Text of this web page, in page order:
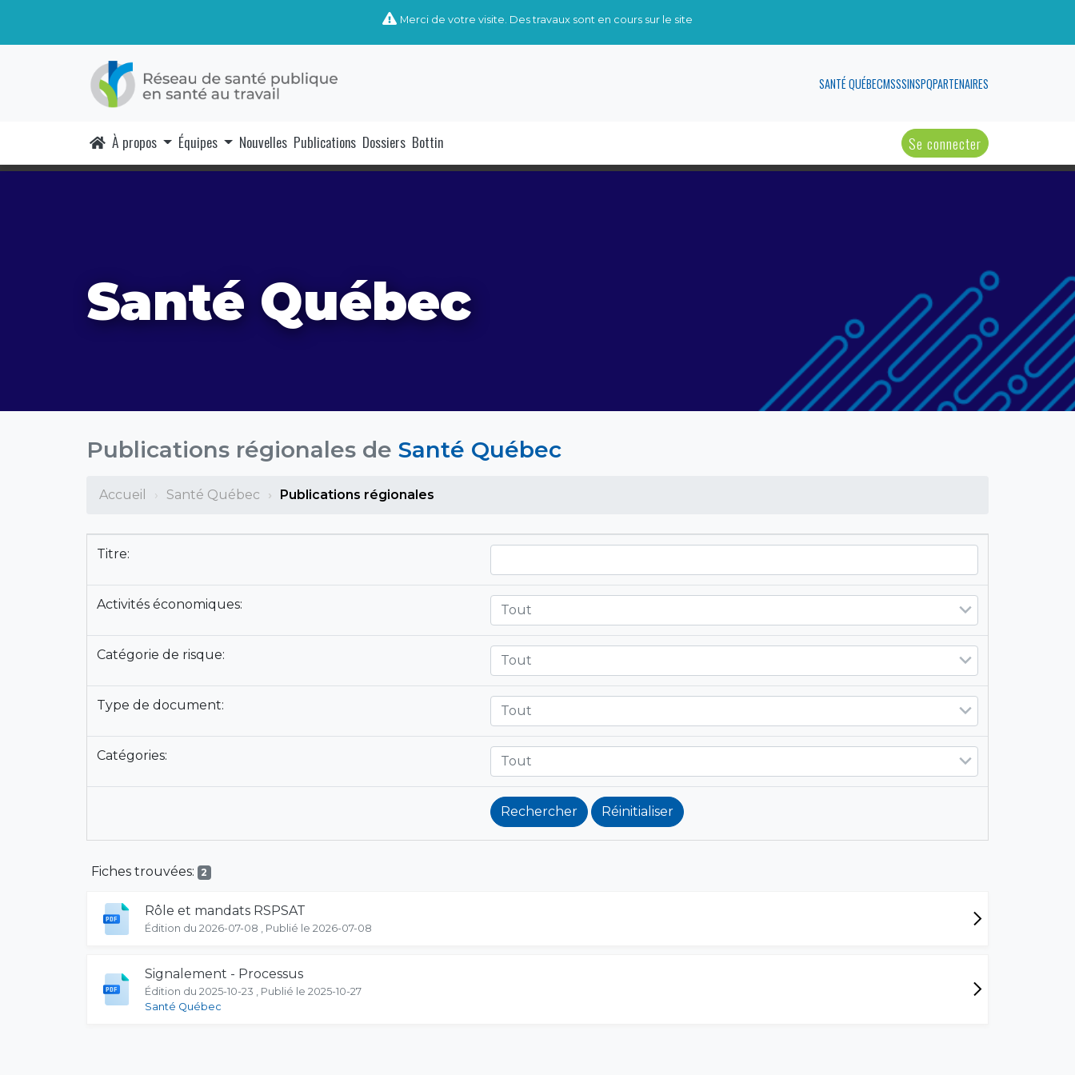
Merci de votre visite. Des travaux sont en cours sur le site
SANTÉ QUÉBECMSSSINSPQPARTENAIRES
À propos Équipes Nouvelles Publications Dossiers Bottin Se connecter
Santé Québec
Publications régionales de Santé Québec
Accueil Santé Québec Publications régionales
Titre:
Activités économiques: Tout
Catégorie de risque: Tout
Type de document: Tout
Catégories: Tout
Fiches trouvées: 2
Rôle et mandats RSPSAT
Édition du 2026-07-08 , Publié le 2026-07-08
Signalement - Processus
Édition du 2025-10-23 , Publié le 2025-10-27
Santé Québec